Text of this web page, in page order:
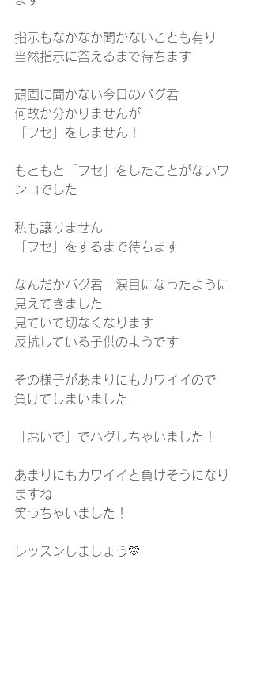
指示もなかなか聞かないことも有り
当然指示に答えるまで待ちます
頑固に聞かない今日のパグ君
何故か分かりませんが
「フセ」をしません！
もともと「フセ」をしたことがないワ
ンコでした
私も譲りません
「フセ」をするまで待ちます
なんだかパグ君　涙目になったように
見えてきました
見ていて切なくなります
反抗している子供のようです
その様子があまりにもカワイイので
負けてしまいました
「おいで」でハグしちゃいました！
あまりにもカワイイと負けそうになり
ますね
笑っちゃいました！
レッスンしましょう💛